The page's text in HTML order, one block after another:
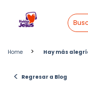
content
Home > Hay más
< Regresar a Blog